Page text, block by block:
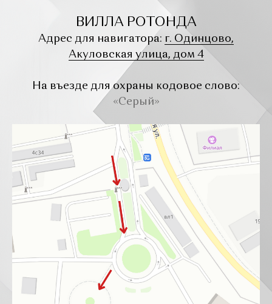
ВИЛЛА РОТОНДА
Адрес для навигатора: г. Одинцово,
Акуловская улица, дом 4
На въезде для охраны кодовое слово:
«Серый»